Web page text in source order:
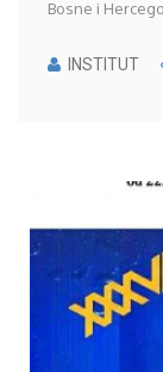
Bosne i
INSTITUT